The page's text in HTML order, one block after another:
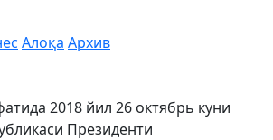
Алоқа Архив
2018 йил 26 октябрь куни
Президенти